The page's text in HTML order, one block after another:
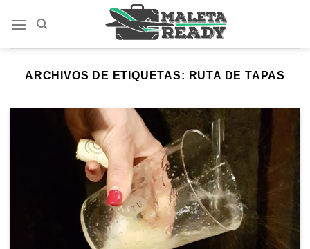
ARCHIVOS DE ETIQUETAS: RUTA DE TAPAS